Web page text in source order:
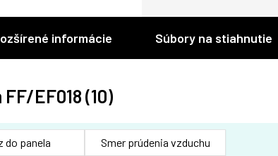
informácie Súbory na stiahnutie
EF018 (10)
do panela Smer prúdenia vzduchu